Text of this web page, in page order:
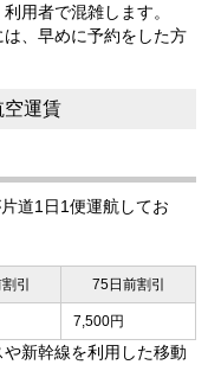
用者で混雑します。
、早めに予約をした方
運賃
道1日1便運航してお
引 75日前割引
7,500円
新幹線を利用した移動